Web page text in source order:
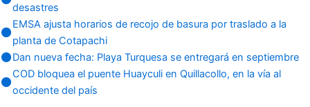
desastres
EMSA ajusta horarios de recojo de basura por traslado a la
planta de Cotapachi
Dan nueva fecha: Playa Turquesa se entregará en septiembre
COD bloquea el puente Huayculi en Quillacollo, en la vía al
occidente del país